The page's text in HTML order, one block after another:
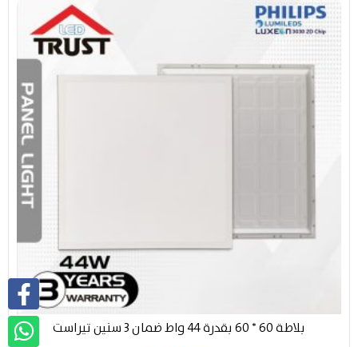
بلاطة 60 * 60 بقدرة 44 واط ضمان 3 سنين تيراست